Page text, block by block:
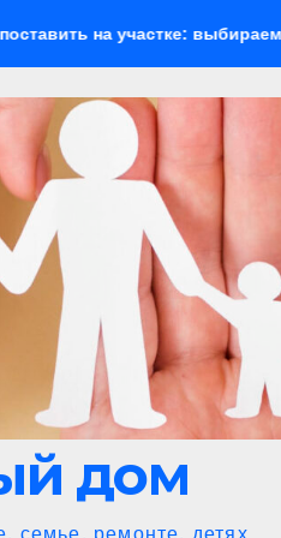
выбираем идеальное
дом
семье, ремонте, детях